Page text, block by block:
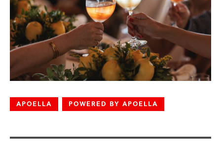
APOELLA POWERED BY APOELLA